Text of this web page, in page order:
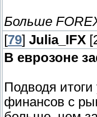
Больше
[79] Julia_IFX
В еврозоне
Подводя
финансов с